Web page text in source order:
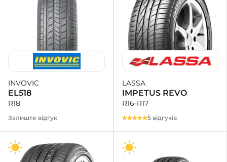
INVOVIC
EL518
R18
Залиште відгук
LASSA
IMPETUS REVO
R16-R17
5 відгуків